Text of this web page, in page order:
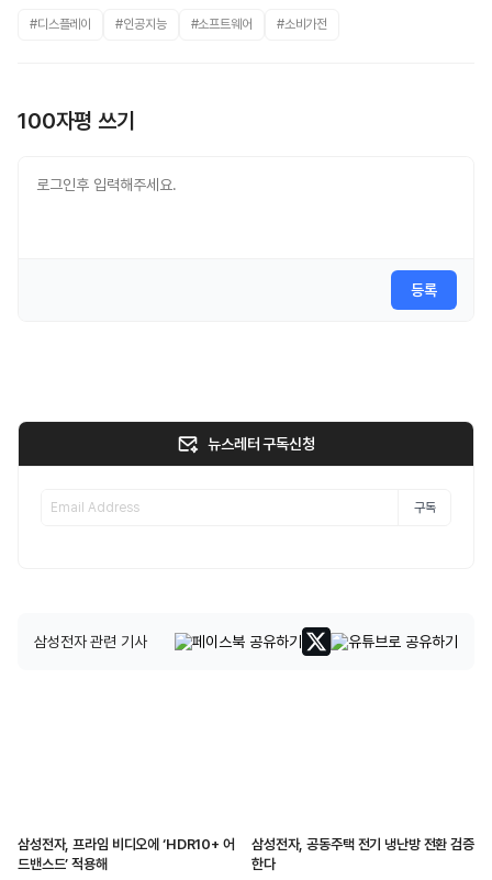
#디스플레이 #인공지능 #소프트웨어 #소비가전
100자평 쓰기
등록
뉴스레터 구독신청
구독
삼성전자 관련 기사
삼성전자, 프라임 비디오에 ‘HDR10+ 어
드밴스드’ 적용해
삼성전자, 공동주택 전기 냉난방 전환 검증
한다